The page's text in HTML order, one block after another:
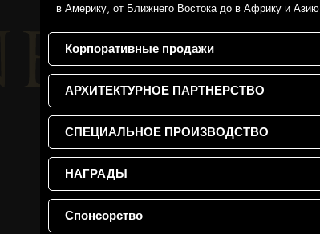
в Америку, от Ближнего Востока до в Африку и Азию.
Корпоративные продажи
АРХИТЕКТУРНОЕ ПАРТНЕРСТВО
СПЕЦИАЛЬНОЕ ПРОИЗВОДСТВО
НАГРАДЫ
Спонсорство